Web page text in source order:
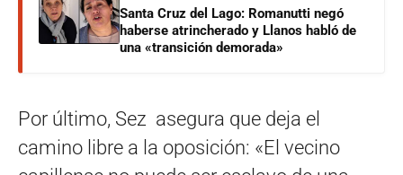
Santa Cruz del Lago: Romanutti negó
haberse atrincherado y Llanos habló de
una «transición demorada»
Por último, Sez asegura que deja el
camino libre a la oposición: «El vecino